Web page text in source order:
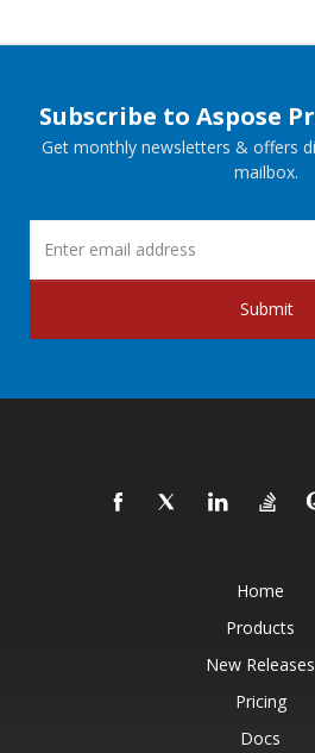
Subscribe to Aspose
Get monthly newsletters & offers
mailbox.
Submit
Home
Products
New Releases
Pricing
Docs